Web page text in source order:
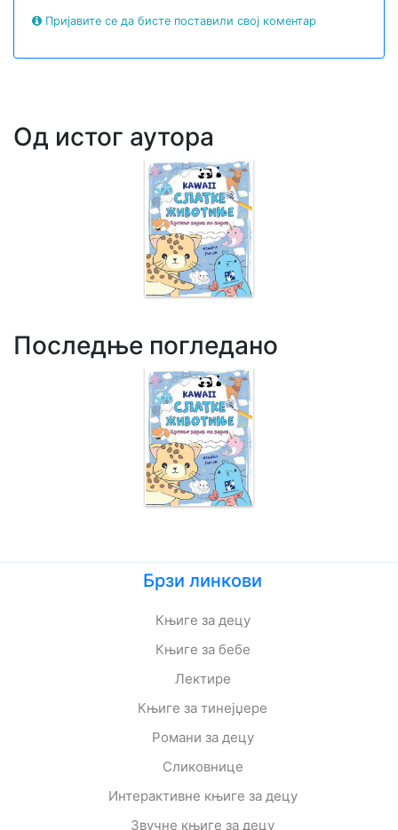
Пријавите се да бисте поставили свој коментар
Од истог аутора
Последње погледано
Брзи линкови
Књиге за децу
Књиге за бебе
Лектире
Књиге за тинејџере
Романи за децу
Сликовнице
Интерактивне књиге за децу
Звучне књиге за децу